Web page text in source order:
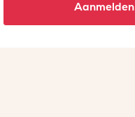
Aanmelden